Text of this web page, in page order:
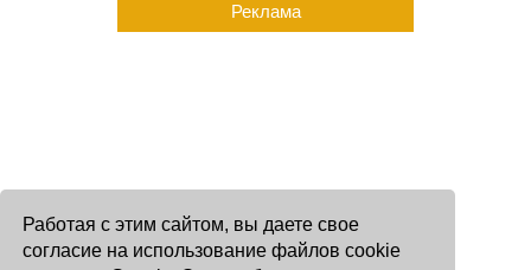
Работая с этим сайтом, вы даете свое
согласие на использование файлов cookie
Реклама